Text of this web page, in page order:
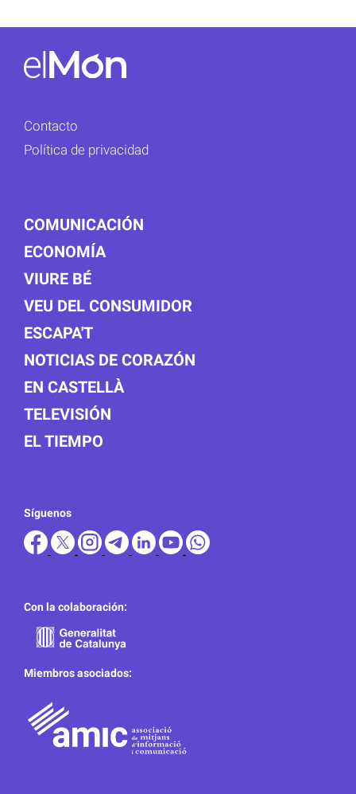
Contacto
Política de privacidad
COMUNICACIÓN
ECONOMÍA
VIURE BÉ
VEU DEL CONSUMIDOR
ESCAPA'T
NOTICIAS DE CORAZÓN
EN CASTELLÀ
TELEVISIÓN
EL TIEMPO
Síguenos
Con la colaboración:
Miembros asociados: